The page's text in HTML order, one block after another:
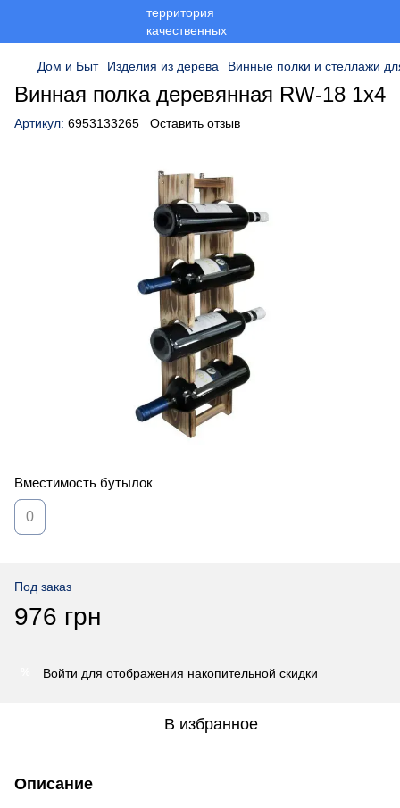
Дом и Быт Изделия из дерева Винные полки и стеллажи
Винная полка деревянная RW-18 1x4
Артикул: 6953133265 Оставить отзыв
Вместимость бутылок
0
Под заказ
976 грн
Войти для отображения накопительной скидки
В избранное
Описание